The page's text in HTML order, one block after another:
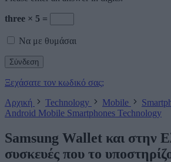
three × 5 =
Να με θυμάσαι
Ξεχάσατε τον κωδικό σας;
Αρχική
Technology Mobile
Android Mobile Smartphones Technology
Samsung Wallet και στην
συσκευές που το